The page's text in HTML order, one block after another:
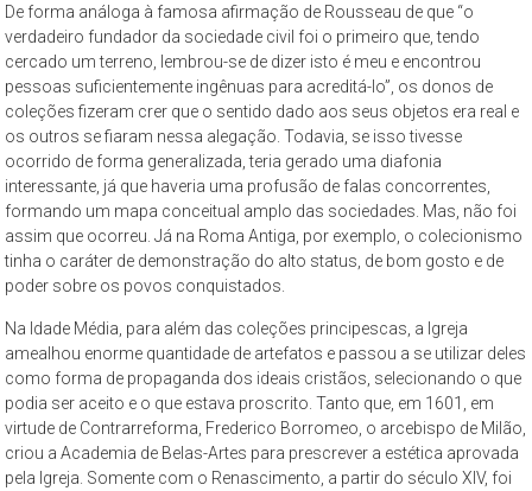
os
aspectos
da
cidade
contemporânea
a
partir
da
perspectiva
cultural
ambiental.
De forma análoga à famosa afirmação de Rousseau de que “o
verdadeiro fundador da sociedade civil foi o primeiro que, tendo
cercado um terreno, lembrou-se de dizer isto é meu e encontrou
pessoas suficientemente ingênuas para acreditá-lo”, os donos de
coleções fizeram crer que o sentido dado aos seus objetos era real e
os outros se fiaram nessa alegação. Todavia, se isso tivesse
ocorrido de forma generalizada, teria gerado uma diafonia
interessante, já que haveria uma profusão de falas concorrentes,
formando um mapa conceitual amplo das sociedades. Mas, não foi
assim que ocorreu. Já na Roma Antiga, por exemplo, o colecionismo
tinha o caráter de demonstração do alto status, de bom gosto e de
poder sobre os povos conquistados.
Na Idade Média, para além das coleções principescas, a Igreja
amealhou enorme quantidade de artefatos e passou a se utilizar deles
como forma de propaganda dos ideais cristãos, selecionando o que
podia ser aceito e o que estava proscrito. Tanto que, em 1601, em
virtude de Contrarreforma, Frederico Borromeo, o arcebispo de Milão,
criou a Academia de Belas-Artes para prescrever a estética aprovada
pela Igreja. Somente com o Renascimento, a partir do século XIV, foi